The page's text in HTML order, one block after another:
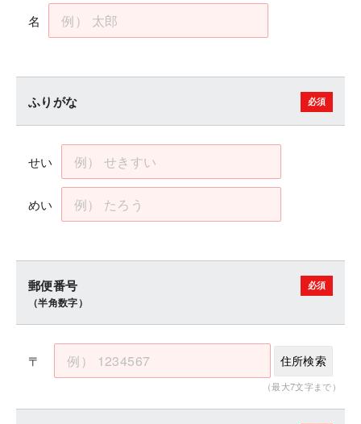
名
ふりがな
せい
めい
郵便番号
（半角数字）
〒
（最大7文字まで）
住所検索